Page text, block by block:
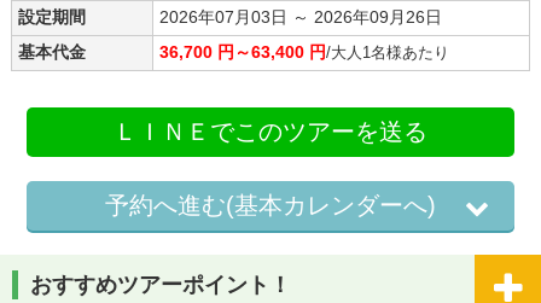
設定期間
2026年07月03日 ～ 2026年09月26日
基本代金
36,700 円～63,400 円/大人1名様あたり
ＬＩＮＥでこのツアーを送る
予約へ進む(基本カレンダーへ)
おすすめツアーポイント！